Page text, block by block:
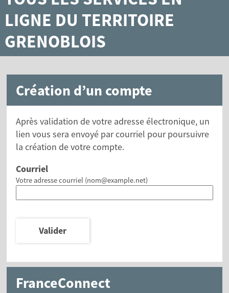
LIGNE DU TERRITOIRE
GRENOBLOIS
Création d’un compte
Après validation de votre adresse électronique, un
lien vous sera envoyé par courriel pour poursuivre
la création de votre compte.
Courriel
Votre adresse courriel (nom@example.net)
Valider
FranceConnect